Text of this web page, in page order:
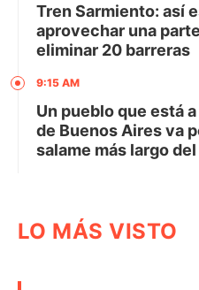
Tren Sarmiento: así
aprovechar una
eliminar 20 barreras
9:15 AM
Un pueblo que está
de Buenos Aires va
salame más largo
LO MÁS VISTO